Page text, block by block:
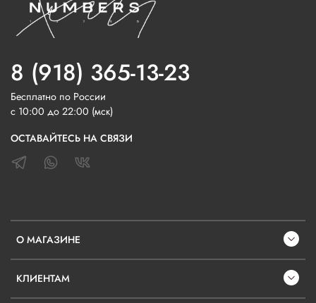
О МАГАЗИНЕ
КЛИЕНТАМ
8 (918) 365-13-23
Бесплатно по России
с 10:00 до 22:00 (мск)
ОСТАВАЙТЕСЬ НА СВЯЗИ